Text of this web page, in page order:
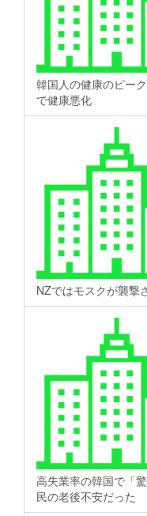
韓国人の健康のピー
で健康悪化
NZではモスクが襲撃
高失業率の韓国で「
民の老後不安だった